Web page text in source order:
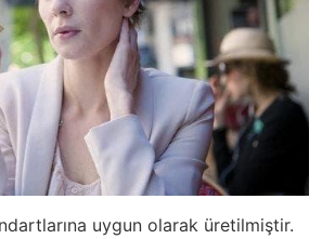
uygun olarak üretilmiştir.